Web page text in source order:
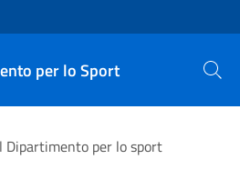
per lo Sport Cerca
Dipartimento per lo sport